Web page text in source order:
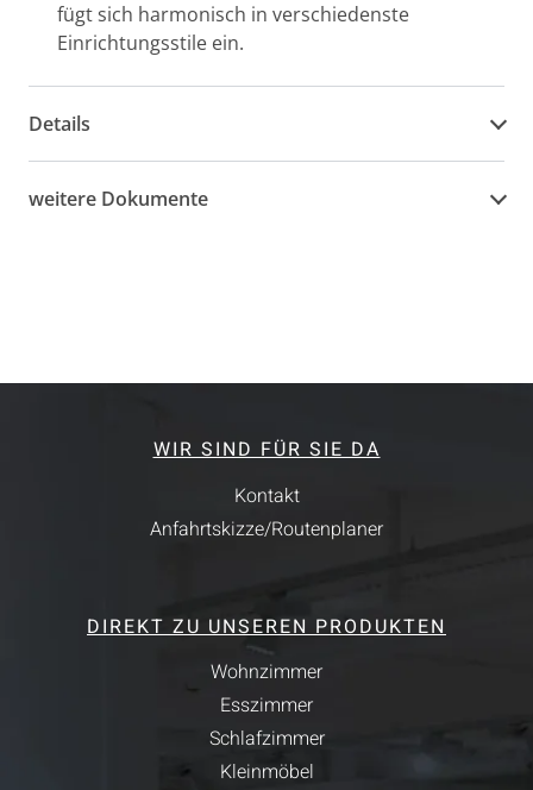
fügt sich harmonisch in verschiedenste
Einrichtungsstile ein.
Details
weitere Dokumente
WIR SIND FÜR SIE DA
Kontakt
Anfahrtskizze/Routenplaner
DIREKT ZU UNSEREN PRODUKTEN
Wohnzimmer
Esszimmer
Schlafzimmer
Kleinmöbel